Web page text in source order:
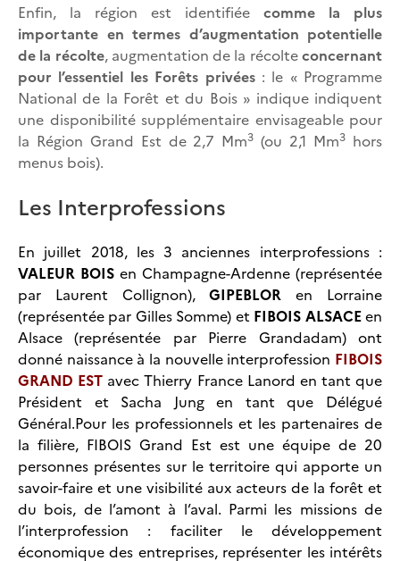
Enfin, la région est identifiée comme la plus
importante en termes d’augmentation potentielle
de la récolte, augmentation de la récolteconcernant
pour l’essentiel les Forêts privées : le « Programme
National de la Forêt et du Bois » indique indiquent
une disponibilité supplémentaire envisageable pour
la Région Grand Est de 2,7 Mm3 (ou 2,1 Mm3 hors
menus bois).
Les Interprofessions
En juillet 2018, les 3 anciennes interprofessions :
VALEUR BOIS en Champagne-Ardenne (représentée
par Laurent Collignon),GIPEBLOR en Lorraine
(représentée par Gilles Somme) et FIBOIS ALSACEen
Alsace (représentée par Pierre Grandadam) ont
donné naissance à la nouvelle interprofession FIBOIS
GRAND EST avec Thierry France Lanord en tant que
Président et Sacha Jung en tant que Délégué
Général.Pour les professionnels et les partenaires de
la filière, FIBOIS Grand Est est une équipe de 20
personnes présentes sur le territoire qui apporte un
savoir-faire et une visibilité aux acteurs de la forêt et
du bois, de l’amont à l’aval. Parmi les missions de
l’interprofession : faciliter le développement
économique des entreprises, représenter les intérêts